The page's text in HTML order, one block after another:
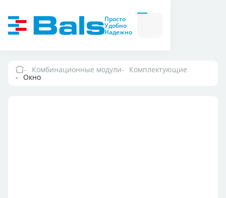
Просто
Удобно
Надежно
Вилки
и
розетки
модули
Вилки и розетки
Компания
Комбинационные модули Комплектующие
Окно